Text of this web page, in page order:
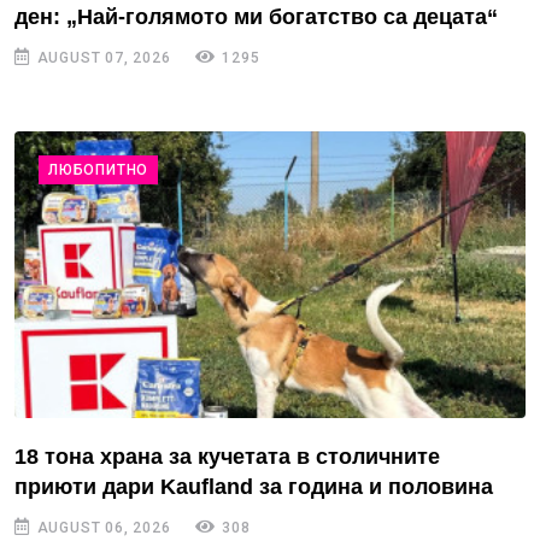
ден: „Най-голямото ми богатство са децата“
AUGUST 07, 2026 1295
ЛЮБОПИТНО
18 тона храна за кучетата в столичните
приюти дари Kaufland за година и половина
AUGUST 06, 2026 308